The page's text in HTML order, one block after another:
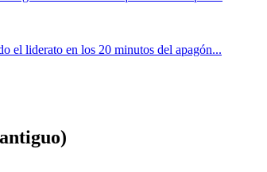
el liderato en los 20 minutos del apagón...